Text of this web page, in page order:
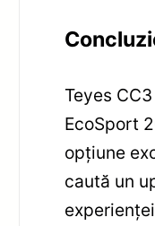
Teyes
EcoSport
opțiune
caută un